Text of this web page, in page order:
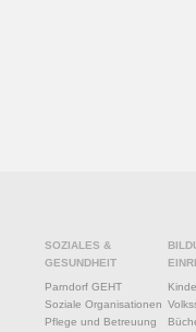
SOZIALES &
GESUNDHEIT
Parndorf GEHT
Soziale Organisationen
Pflege und Betreuung